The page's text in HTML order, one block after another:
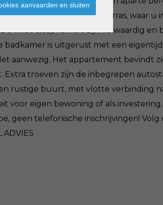
directe toegang tot het terras, waar u
twee slaapkamers zijn volwaardig en
is uitgerust met een
aanwezig. Het appartement bevindt
troeven zijn de inbegrepen
rustige buurt, met vlotte verbinding
voor eigen bewoning of als
geen telefonische inschrijvingen! Volg
ADVIES
aanvaarden en sluiten